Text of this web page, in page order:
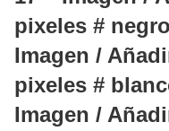
pixeles # negro
Imagen /
pixeles #
Imagen /